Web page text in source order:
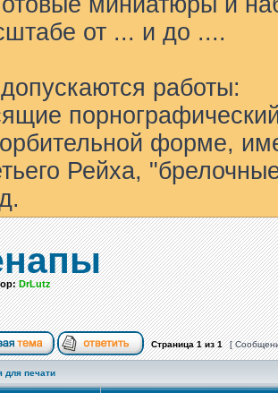
от ... и до ....
работы:
форме,
Рейха,
DrLutz
Страница1из1 [
для печати